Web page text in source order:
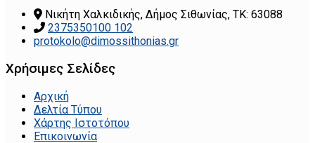
Νικήτη Χαλκιδικής, Δήμος Σιθωνίας, ΤΚ: 63088
2375350100 102
protokolo@dimossithonias.gr
Χρήσιμες Σελίδες
Αρχική
Δελτία Τύπου
Χάρτης Ιστοτόπου
Επικοινωνία